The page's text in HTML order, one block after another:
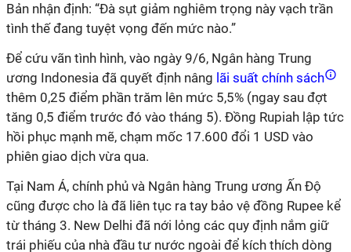
Bản nhận định: “Đà sụt giảm nghiêm trọng này vạch trần
tình thế đang tuyệt vọng đến mức nào.”
Để cứu vãn tình hình, vào ngày 9/6, Ngân hàng Trung
ương Indonesia đã quyết định nâng lãi suất chính sách
thêm 0,25 điểm phần trăm lên mức 5,5% (ngay sau đợt
tăng 0,5 điểm trước đó vào tháng 5). Đồng Rupiah lập tức
hồi phục mạnh mẽ, chạm mốc 17.600 đổi 1 USD vào
phiên giao dịch vừa qua.
Tại Nam Á, chính phủ và Ngân hàng Trung ương Ấn Độ
cũng được cho là đã liên tục ra tay bảo vệ đồng Rupee kể
từ tháng 3. New Delhi đã nới lỏng các quy định nắm giữ
trái phiếu của nhà đầu tư nước ngoài để kích thích dòng